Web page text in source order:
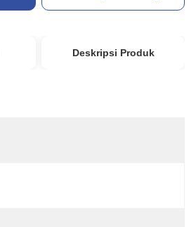
Deskripsi Produk